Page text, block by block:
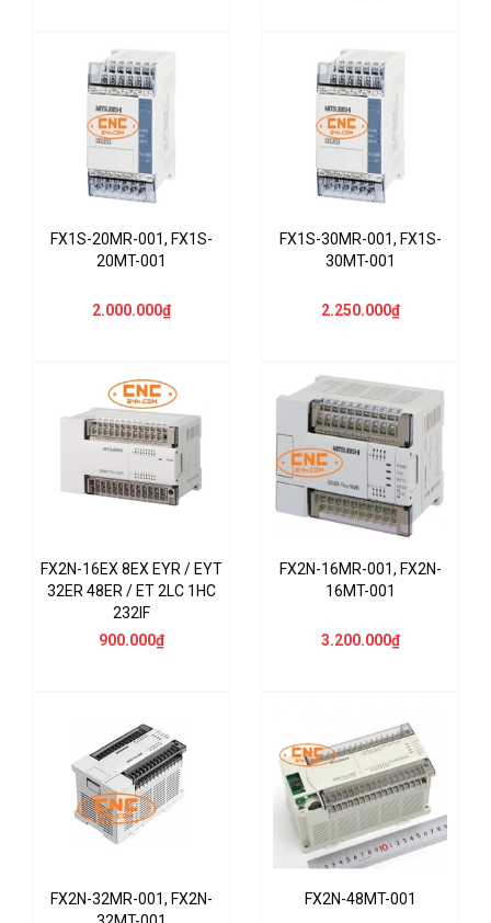
FX1S-20MR-001, FX1S-
20MT-001
2.000.000₫
FX1S-30MR-001, FX1S-
30MT-001
2.250.000₫
FX2N-16EX 8EX EYR / EYT
32ER 48ER / ET 2LC 1HC
232IF
900.000₫
FX2N-16MR-001, FX2N-
16MT-001
3.200.000₫
FX2N-32MR-001, FX2N-
FX2N-48MT-001